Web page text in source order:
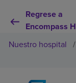
Regrese a
Encompass
Nuestro hospital /